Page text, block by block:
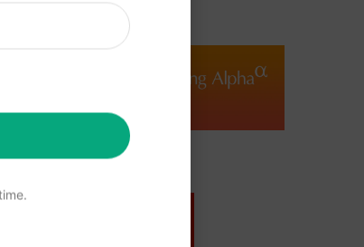
View Media Link 1